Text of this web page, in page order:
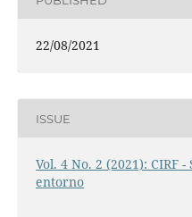
22/08/2021
ISSUE
Vol. 4 No. 2 (2021): CIRF
entorno